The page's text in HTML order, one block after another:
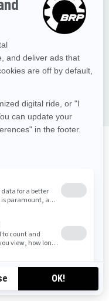
vi har oppdaget en
at du oppdaterer
den best mulige